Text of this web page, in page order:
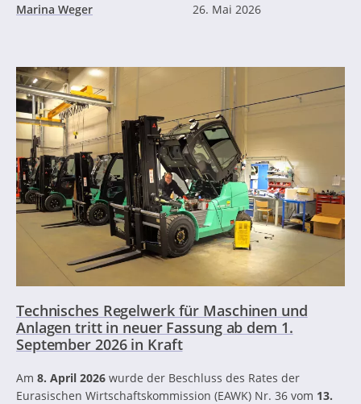
Marina Weger
26. Mai 2026
Technisches Regelwerk für Maschinen und
Anlagen tritt in neuer Fassung ab dem 1.
September 2026 in Kraft
Am 8. April 2026 wurde der Beschluss des Rates der
Eurasischen Wirtschaftskommission (EAWK) Nr. 36 vom 13.